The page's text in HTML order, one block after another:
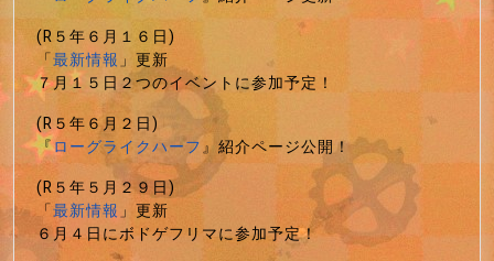
(R５年６月１６日)
「最新情報」更新
７月１５日２つのイベントに参加予定！
(R５年６月２日)
『ローグライクハーフ』紹介ページ公開！
(R５年５月２９日)
「最新情報」更新
６月４日にボドゲフリマに参加予定！